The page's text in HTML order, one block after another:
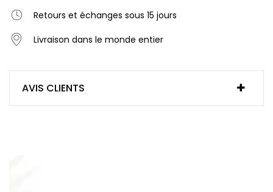
Retours et échanges sous 15 jours
Livraison dans le monde entier
AVIS CLIENTS